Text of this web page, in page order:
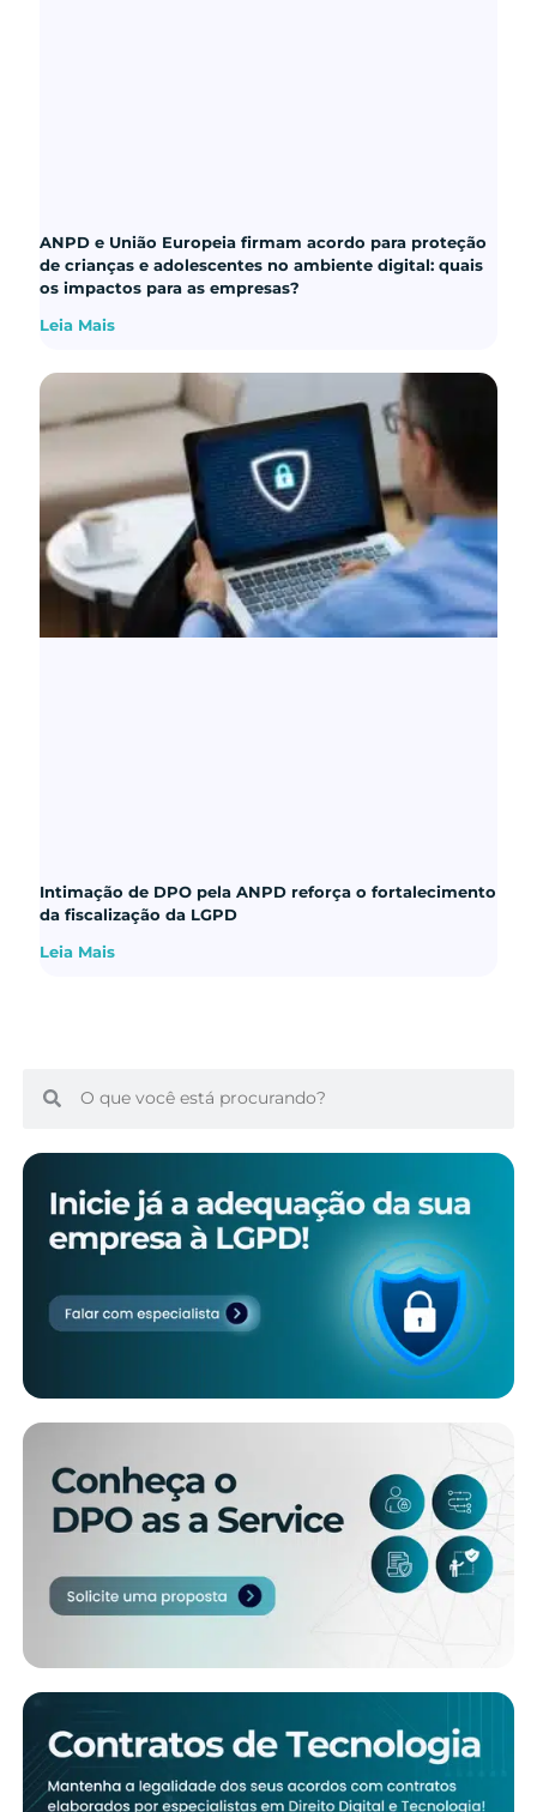
ANPD e União Europeia firmam acordo para proteção
de crianças e adolescentes no ambiente digital: quais
os impactos para as empresas?
Leia Mais
Intimação de DPO pela ANPD reforça o fortalecimento
da fiscalização da LGPD
Leia Mais